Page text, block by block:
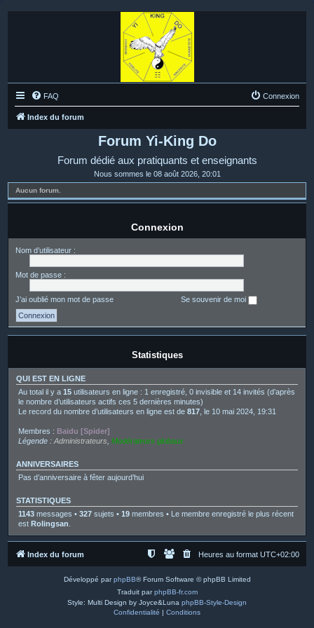
FAQ Connexion
Index du forum
Forum Yi-King Do
Forum dédié aux pratiquants et enseignants
Nous sommes le 08 août 2026, 20:01
Aucun forum.
Connexion
Nom d’utilisateur :
Mot de passe :
J’ai oublié mon mot de passe Se souvenir de moi
Statistiques
QUI EST EN LIGNE
Au total il y a 15 utilisateurs en ligne : 1 enregistré, 0 invisible et 14 invités (d’après
le nombre d’utilisateurs actifs ces 5 dernières minutes)
Le record du nombre d’utilisateurs en ligne est de 817 , le 10 mai 2024, 19:31
Membres : Baidu [Spider]
Légende : Administrateurs Modérateurs globaux
ANNIVERSAIRES
Pas d’anniversaire à fêter aujourd’hui
STATISTIQUES
1143 messages • 327 sujets • 19 membres • Le membre enregistré le plus récent
est Rolingsan
Index du forum Heures au format UTC+02:00
Développé parphpBB® Forum Software © phpBB Limited
Traduit parphpBB-fr.com
Style: Multi Design by Joyce&Luna phpBB-Style-Design
Confidentialité | Conditions